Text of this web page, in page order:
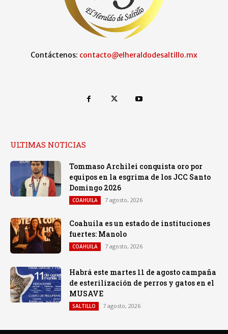
Contáctenos: contacto@elheraldodesaltillo.mx
ULTIMAS NOTICIAS
Tommaso Archilei conquista oro por
equipos en la esgrima de los JCC Santo
Domingo 2026
COAHUILA 7 agosto, 2026
Coahuila es un estado de instituciones
fuertes: Manolo
COAHUILA 7 agosto, 2026
Habrá este martes 11 de agosto campaña
de esterilización de perros y gatos en el
MUSAVE
SALTILLO 7 agosto, 2026